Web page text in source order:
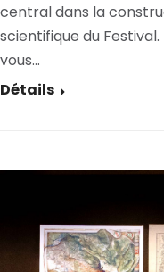
central dans la
scientifique du
vous…
Détails